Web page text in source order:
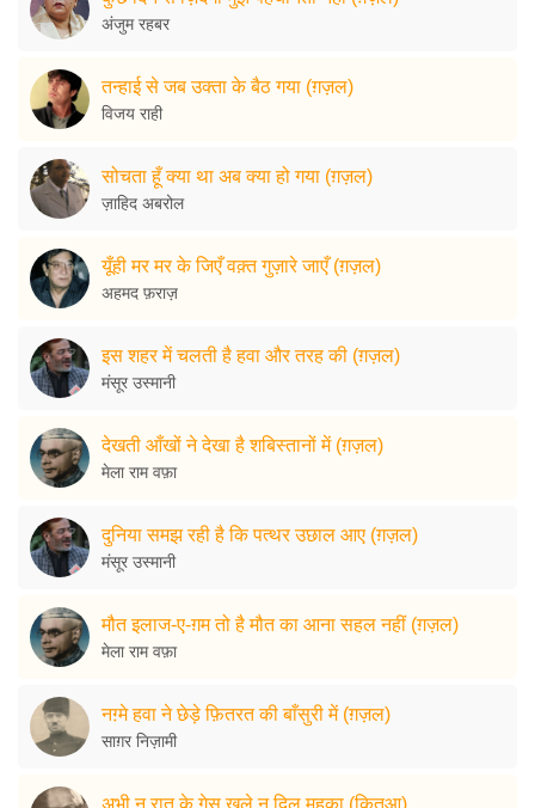
अंजुम रहबर
तन्हाई से जब उक्ता के बैठ गया (ग़ज़ल)
विजय राही
सोचता हूँ क्या था अब क्या हो गया (ग़ज़ल)
ज़ाहिद अबरोल
यूँही मर मर के जिएँ वक़्त गुज़ारे जाएँ (ग़ज़ल)
अहमद फ़राज़
इस शहर में चलती है हवा और तरह की (ग़ज़ल)
मंसूर उस्मानी
देखती आँखों ने देखा है शबिस्तानों में (ग़ज़ल)
मेला राम वफ़ा
दुनिया समझ रही है कि पत्थर उछाल आए (ग़ज़ल)
मंसूर उस्मानी
मौत इलाज-ए-ग़म तो है मौत का आना सहल नहीं (ग़ज़ल)
मेला राम वफ़ा
नग़्मे हवा ने छेड़े फ़ितरत की बाँसुरी में (ग़ज़ल)
साग़र निज़ामी
अभी न रात के गेसू खुले न दिल महका (क़ितआ)